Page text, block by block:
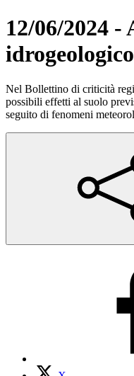
12/06/2024
Nel Bollettino di criticità
possibili effetti al suolo
seguito di fenomeni